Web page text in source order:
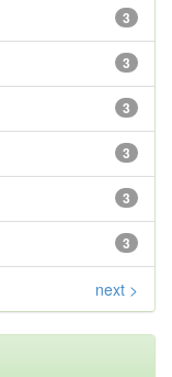
3
3
3
3
3
3
next >